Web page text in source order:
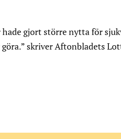
gjort större nytta för
skriver Aftonbladets